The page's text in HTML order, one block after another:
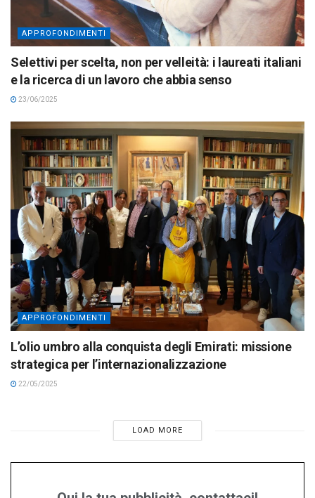
APPROFONDIMENTI
Selettivi per scelta, non per velleità: i laureati italiani
e la ricerca di un lavoro che abbia senso
23/06/2025
APPROFONDIMENTI
L’olio umbro alla conquista degli Emirati: missione
strategica per l’internazionalizzazione
22/05/2025
LOAD MORE